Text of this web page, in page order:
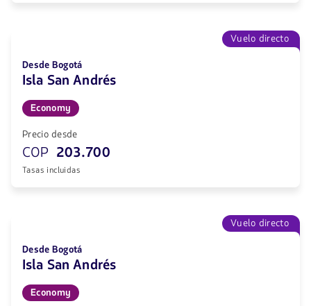
Vuelo directo
Desde Bogotá
Isla San Andrés
Economy
Precio desde
COP 203.700
Tasas incluidas
Vuelo directo
Desde Bogotá
Isla San Andrés
Economy